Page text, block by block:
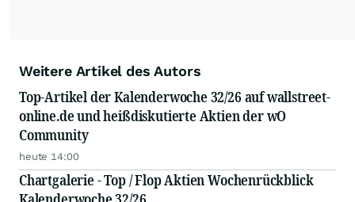
Weitere Artikel des Autors
Top-Artikel der Kalenderwoche 32/26 auf wallstreet-
online.de und heißdiskutierte Aktien der wO
Community
heute 14:00
Chartgalerie - Top / Flop Aktien Wochenrückblick